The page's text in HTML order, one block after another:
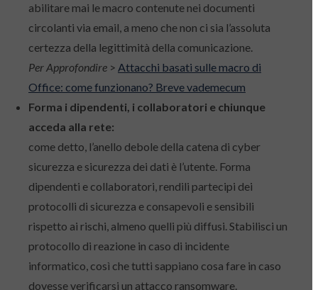
abilitare mai le macro contenute nei documenti
circolanti via email, a meno che non ci sia l’assoluta
certezza della legittimità della comunicazione.
Per Approfondire > Attacchi basati sulle macro di
Office: come funzionano? Breve vademecum
Forma i dipendenti, i collaboratori e chiunque
acceda alla rete:
come detto, l’anello debole della catena di cyber
sicurezza e sicurezza dei dati è l’utente. Forma
dipendenti e collaboratori, rendili partecipi dei
protocolli di sicurezza e consapevoli e sensibili
rispetto ai rischi, almeno quelli più diffusi. Stabilisci un
protocollo di reazione in caso di incidente
informatico, così che tutti sappiano cosa fare in caso
dovesse verificarsi un attacco ransomware.